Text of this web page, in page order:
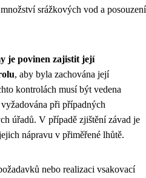
srážkových vod a posouzení
je povinen zajistit její
, aby byla zachována její
kontrolách musí být vedena
při případných
úřadů. V případě zjištění závad je
nápravu v přiměřené lhůtě.
nebo realizaci vsakovací